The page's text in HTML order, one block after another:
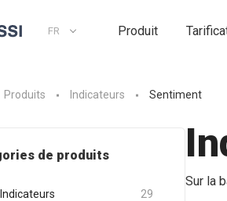
FR Produit
Produits Indicateurs Sentiment
de produits
Indicateurs 29
Sur la